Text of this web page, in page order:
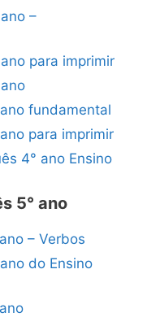
–
para imprimir
fundamental
para imprimir
4° ano Ensino
5° ano
– Verbos
do Ensino